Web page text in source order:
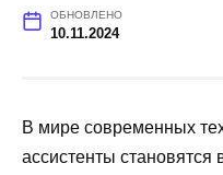
ОБНОВЛЕНО
10.11.2024
В мире современных
ассистенты